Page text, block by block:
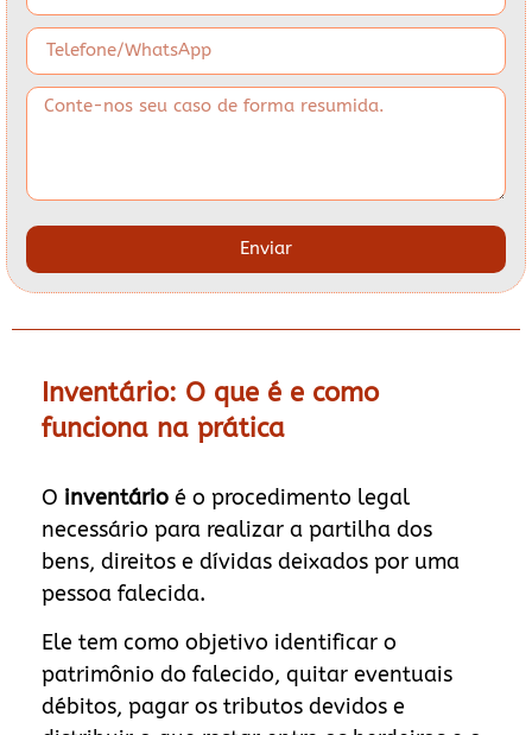
Enviar
Inventário: O que é e como
funciona na prática
O inventário é o procedimento legal
necessário para realizar a partilha dos
bens, direitos e dívidas deixados por uma
pessoa falecida.
Ele tem como objetivo identificar o
patrimônio do falecido, quitar eventuais
débitos, pagar os tributos devidos e